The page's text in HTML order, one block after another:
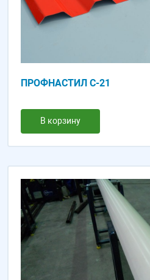
ПРОФНАСТИЛ С-21
В корзину